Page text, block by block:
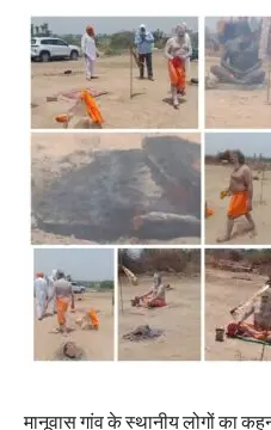
मानूवास गांव के स्थानीय लोगों का